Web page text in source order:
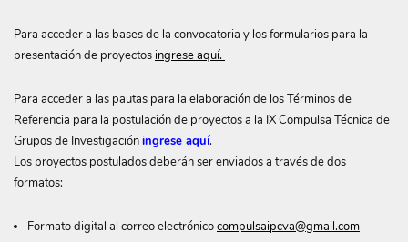
Para acceder a las bases de la convocatoria y los formularios para la
presentación de proyectos ingrese aquí.
Para acceder a las pautas para la elaboración de los Términos de
Referencia para la postulación de proyectos a la IX Compulsa Técnica de
Grupos de Investigacióningrese aquí.
Los proyectos postulados deberán ser enviados a través de dos
formatos:
Formato digital al correo electrónicocompulsaipcva@gmail.com